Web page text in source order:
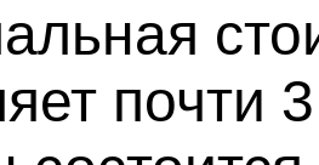
почти